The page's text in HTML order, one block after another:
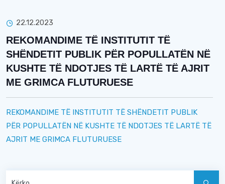
22.12.2023
REKOMANDIME TË INSTITUTIT TË
SHËNDETIT PUBLIK PËR POPULLATËN NË
KUSHTE TË NDOTJES TË LARTË TË AJRIT
ME GRIMCA FLUTURUESE
REKOMANDIME TË INSTITUTIT TË SHËNDETIT PUBLIK
PËR POPULLATËN NË KUSHTE TË NDOTJES TË LARTË TË
AJRIT ME GRIMCA FLUTURUESE